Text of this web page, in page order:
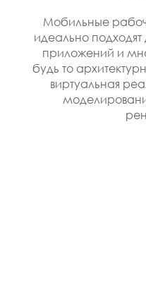
Мобильные
идеально
приложений и
будь то
виртуальная